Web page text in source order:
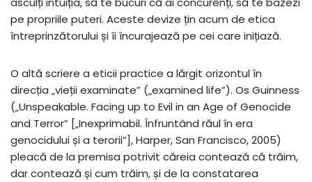
pe propriile puteri. Aceste devize țin acum de etica
întreprinzătorului și îi încurajează pe cei care inițiază.
O altă scriere a eticii practice a lărgit orizontul în
direcția „vieții examinate” („examined life”). Os Guinness
(„Unspeakable. Facing up to Evil in an Age of Genocide
and Terror” [„Inexprimabil. Înfruntând răul în era
genocidului și a terorii”], Harper, San Francisco, 2005)
pleacă de la premisa potrivit căreia contează că trăim,
dar contează și cum trăim, și de la constatarea